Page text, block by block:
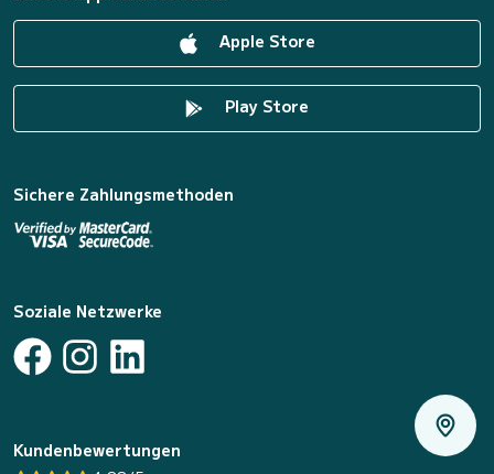
Apple Store
Play Store
Sichere Zahlungsmethoden
Soziale Netzwerke
Kundenbewertungen